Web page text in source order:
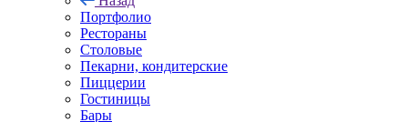
Портфолио
Рестораны
Столовые
Пекарни, кондитерские
Пиццерии
Гостиницы
Бары